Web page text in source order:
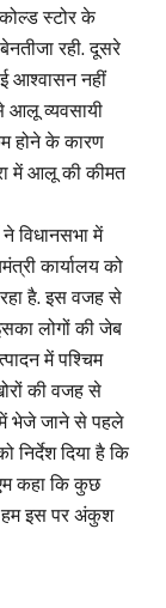
स्टोर के
रही. दूसरे
आश्वासन नहीं
आलू व्यवसायी
होने के कारण
में आलू की कीमत
विधानसभा में
कार्यालय को
है. इस वजह से
लोगों की जेब
में पश्चिम
की वजह से
भेजे जाने से पहले
निर्देश दिया है कि
कहा कि कुछ
हम इस पर अंकुश